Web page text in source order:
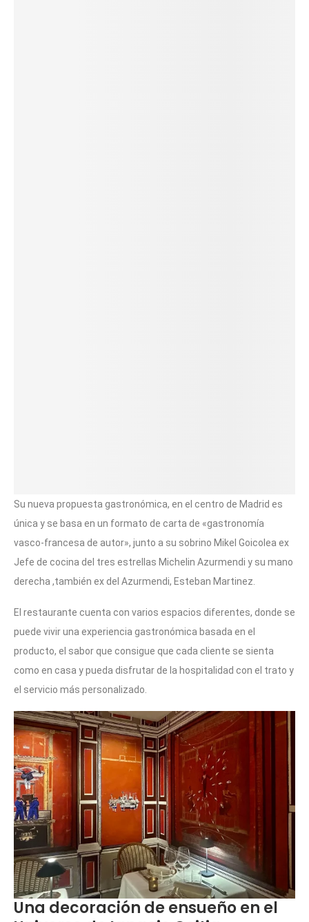
Su nueva propuesta gastronómica, en el centro de Madrid es
única y se basa en un formato de carta de «gastronomía
vasco-francesa de autor», junto a su sobrino Mikel Goicolea ex
Jefe de cocina del tres estrellas Michelin Azurmendi y su mano
derecha ,también ex del Azurmendi, Esteban Martinez.
El restaurante cuenta con varios espacios diferentes, donde se
puede vivir una experiencia gastronómica basada en el
producto, el sabor que consigue que cada cliente se sienta
como en casa y pueda disfrutar de la hospitalidad con el trato y
el servicio más personalizado.
Una decoración de ensueño en el